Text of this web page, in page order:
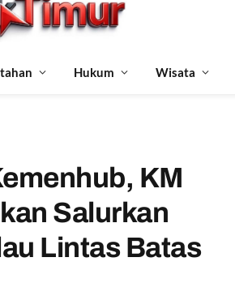
Hukum Wisata
KM
Salurkan
Lintas Batas